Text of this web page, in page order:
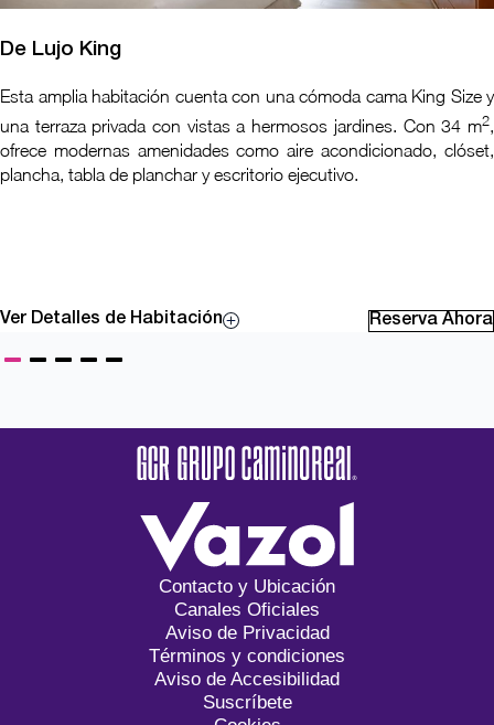
De Lujo King
Esta amplia habitación cuenta con una cómoda cama King Size y
una terraza privada con vistas a hermosos jardines. Con 34 m2,
ofrece modernas amenidades como aire acondicionado, clóset,
plancha, tabla de planchar y escritorio ejecutivo.
Ver Detalles de Habitación Reserva Ahora
Contacto y Ubicación
Canales Oficiales
Aviso de Privacidad
Términos y condiciones
Aviso de Accesibilidad
Suscríbete